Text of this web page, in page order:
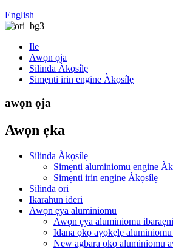
English
Ile
Awọn ọja
Silinda Àkọsílẹ
Simẹnti irin engine Àkọsílẹ
awọn ọja
Awọn ẹka
Silinda Àkọsílẹ
Simẹnti aluminiomu engine
Simẹnti irin engine Àkọsílẹ
Silinda ori
Ikarahun ideri
Awọn ẹya aluminiomu
Awọn ẹya aluminiomu
Idana ọkọ ayọkẹlẹ
New agbara ọkọ aluminiomu